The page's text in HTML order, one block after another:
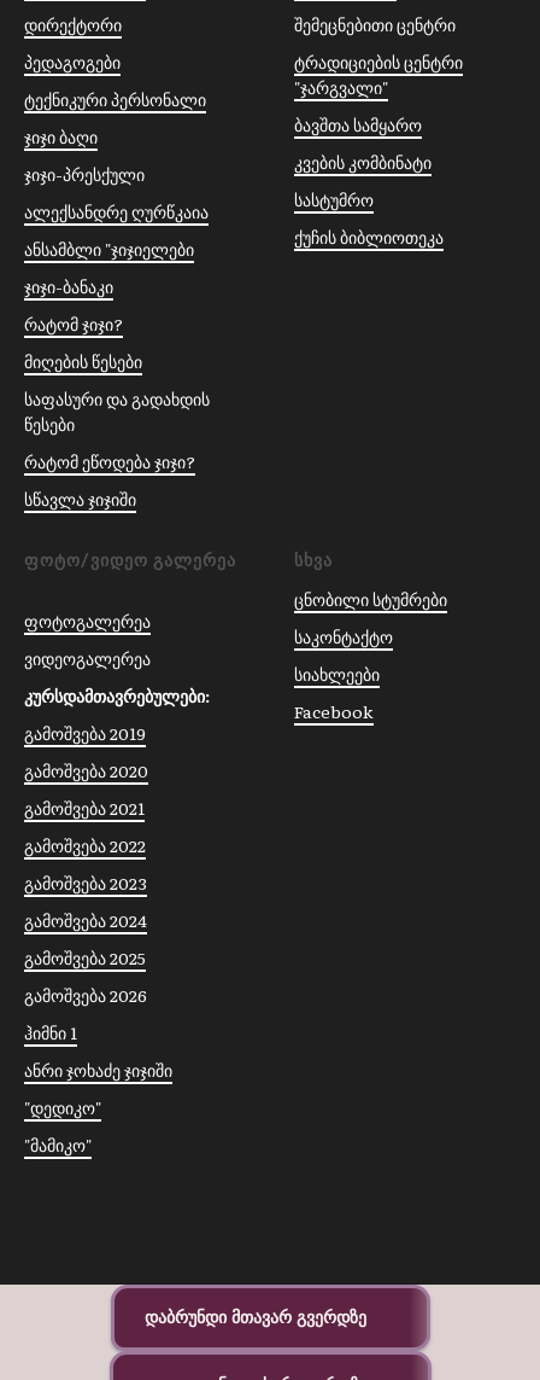
დირექტორი
პედაგოგები
ტექნიკური პერსონალი
ჯიჯი ბაღი
ჯიჯი-პრესქული
ალექსანდრე ღურწკაია
ანსამბლი "ჯიჯიელები
ჯიჯი-ბანაკი
რატომ ჯიჯი?
მიღების წესები
საფასური და გადახდის
წესები
რატომ ეწოდება ჯიჯი?
სწავლა ჯიჯიში
შემეცნებითი ცენტრი
ტრადიციების ცენტრი
"ჯარგვალი"
ბავშთა სამყარო
კვების კომბინატი
სასტუმრო
ქუჩის ბიბლიოთეკა
ᲤᲝᲢᲝ/ᲕᲘᲓᲔᲝ ᲒᲐᲚᲔᲠᲔᲐ
ფოტოგალერეა
ვიდეოგალერეა
კურსდამთავრებულები:
გამოშვება 2019
გამოშვება 2020
გამოშვება 2021
გამოშვება 2022
გამოშვება 2023
გამოშვება 2024
გამოშვება 2025
გამოშვება 2026
ჰიმნი 1
ანრი ჯოხაძე ჯიჯიში
"დედიკო"
"მამიკო"
ᲡᲮᲕᲐ
ცნობილი სტუმრები
საკონტაქტო
სიახლეები
Facebook
დაბრუნდი მთავარ გვერდზე